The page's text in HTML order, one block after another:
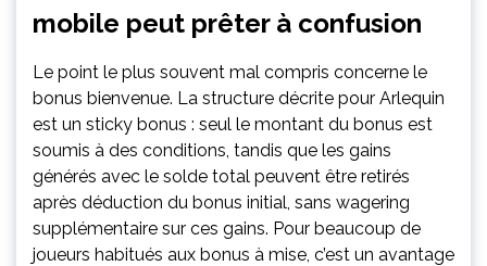
mobile peut prêter à confusion
Le point le plus souvent mal compris concerne le
bonus bienvenue. La structure décrite pour Arlequin
est un sticky bonus : seul le montant du bonus est
soumis à des conditions, tandis que les gains
générés avec le solde total peuvent être retirés
après déduction du bonus initial, sans wagering
supplémentaire sur ces gains. Pour beaucoup de
joueurs habitués aux bonus à mise, c’est un avantage